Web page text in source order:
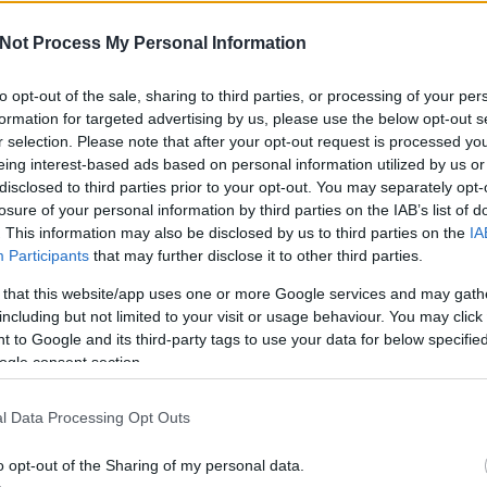
Process My Personal Information
opt-out of the sale, sharing to third parties, or processing of your
for targeted advertising by us, please use the below opt-out
selection. Please note that after your opt-out request is processed
interest-based ads based on personal information utilized by us
to third parties prior to your opt-out. You may separately
of your personal information by third parties on the IAB’s list of
This information may also be disclosed by us to third parties on the
Participants that may further disclose it to other third parties.
that this website/app uses one or more Google services and may
but not limited to your visit or usage behaviour. You may
to Google and its third-party tags to use your data for below
consent section.
Data Processing Opt Outs
opt-out of the Sharing of my personal data.
röviden 5.
sorstársak
Amadea blogja
Amilgade
Andiamo
Ani a könyvek
Annamarie
Betűvető
Bridge olvas
Byblos
Christine
Sokszor hangosan nevettem, annyi jó poén
de valahogy Blandings nekem az igazi.
rendbe az életed!című könyvét sem terveztem
de egyik barátnőm olyan kedvesen ajánlotta és
is beillesztettem a júliusi olvasmánylistámba.
sok újdonságot, de persze én eléggé benne
és nincs is káosz sem a lakásomban, sem az
csak egy hangyányit vontam le, mert egyébként
szép kötet, és kedvelhető a szerző stílusa is.
hogy elolvastam.
avárólista-csökkentéskeretében is. ALélekdoki
miért nem olvastam én még Marie-Aude
a stílusa, a világlátása. Egy csomó kényes témát
veheti is elő a darálót), de olyan szívvel, olyan
lekerekítve a történeteket, hogy az ember lelke
hangulatát. Lehet, hogy ezért kell majd
Közben kiderült, hogy jön aLélekdoki